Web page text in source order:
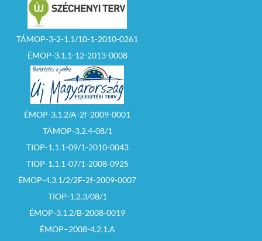
TÁMOP-3-2-1.1/10-1-2010-0261
ÉMOP-3.1.1-12-2013-0008
ÉMOP-3.1.2/A-2f-2009-0001
TÁMOP-3.2.4-08/1
TIOP-1.1.1-09/1-2010-0043
TIOP-1.1.1-07/1-2008-0925
ÉMOP-4.3.1/2/2F-2f-2009-0007
TIOP-1.2.3/08/1
ÉMOP-3.1.2/B-2008-0019
ÉMOP–2008-4.2.1.A